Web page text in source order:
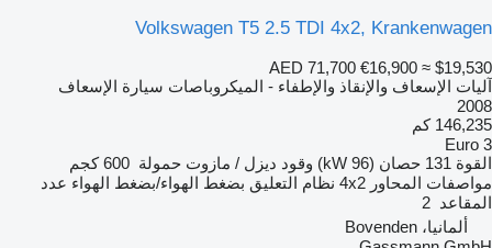
Volkswagen T5 2.5 TDI 4x2, Krankenwagen
AED 71,700 €16,900 ≈ $19,530
آليات الإسعاف والإنقاذ والإطفاء - الميكروباصات سيارة الإسعاف
2008
146,235 كم
Euro 3
القوة 131 حصان (96 kW) وقود ديزل / مازوت حمولة 600 كجم
مواصفات المحاور 4x2 نظام التعليق بضغط الهواء/بضغط الهواء عدد
المقاعد 2
ألمانيا، Bovenden